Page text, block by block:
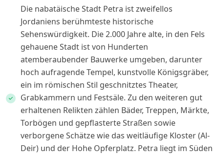
Die nabatäische Stadt Petra ist zweifellos
Jordaniens berühmteste historische
Sehenswürdigkeit. Die 2.000 Jahre alte, in den Fels
gehauene Stadt ist von Hunderten
atemberaubender Bauwerke umgeben, darunter
hoch aufragende Tempel, kunstvolle Königsgräber,
ein im römischen Stil geschnitztes Theater,
Grabkammern und Festsäle. Zu den weiteren gut
erhaltenen Relikten zählen Bäder, Treppen, Märkte,
Torbögen und gepflasterte Straßen sowie
verborgene Schätze wie das weitläufige Kloster (Al-
Deir) und der Hohe Opferplatz. Petra liegt im Süden